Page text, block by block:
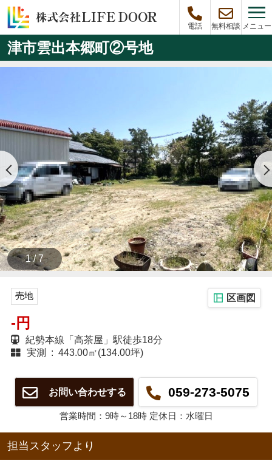
電話 無料相談 メニュー
津市雲出本郷町②号地
1 / 7
売地 区画図
-円
紀勢本線「高茶屋」駅徒歩18分
実測 : 443.00㎡(134.00坪)
お問い合わせする 059-273-5075
営業時間：9時～18時 定休日：水曜日
担当スタッフより